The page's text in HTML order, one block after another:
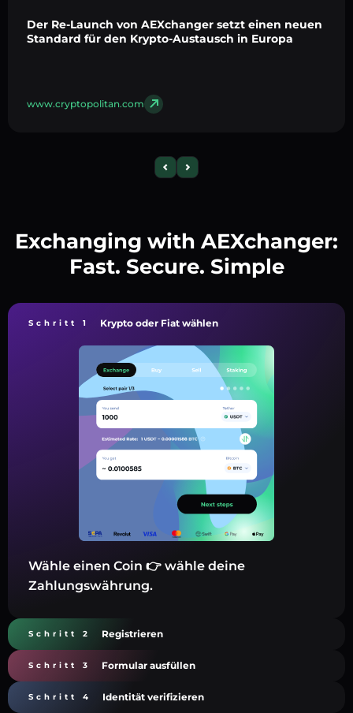
Der Re-Launch von AEXchanger setzt einen neuen
Standard für den Krypto-Austausch in Europa
www.cryptopolitan.com
Exchanging with AEXchanger:
Fast. Secure. Simple
Schritt 1 Krypto oder Fiat wählen
Wähle einen Coin 👉 wähle deine
Zahlungswährung.
Schritt 2 Registrieren
Schritt 3 Formular ausfüllen
Schritt 4 Identität verifizieren